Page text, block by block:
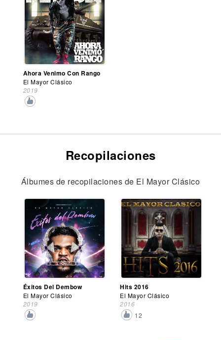
Ahora Venimo Con Rango
El Mayor Clásico
2019
Recopilaciones
Álbumes de recopilaciones de El Mayor Clásico
Éxitos Del Dembow
El Mayor Clásico
2019
Hits 2016
El Mayor Clásico
2016
12